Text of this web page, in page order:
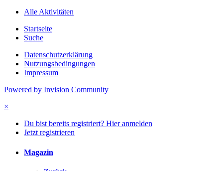
Alle Aktivitäten
Startseite
Suche
Datenschutzerklärung
Nutzungsbedingungen
Impressum
Powered by Invision Community
×
Du bist bereits registriert? Hier anmelden
Jetzt registrieren
Magazin